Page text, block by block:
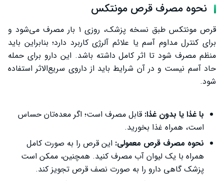
نحوه مصرف قرص مونتکس
قرص مونتکس طبق نسخه پزشک، روزی ۱ بار مصرف می‌شود و
برای کنترل مداوم آسم یا علائم آلرژی کاربرد دارد؛ بنابراین باید
منظم مصرف شود تا اثر کامل داشته باشد. این دارو برای حمله
حاد آسم نیست و در آن شرایط باید از داروی سریع‌الاثر استفاده
شود.
با غذا یا بدون غذا: قابل مصرف است؛ اگر معده‌تان حساس
است، همراه غذا بخورید.
نحوه مصرف قرص معمولی: این قرص را به صورت کامل
همراه با یک لیوان آب مصرف کنید. همچنین، ممکن است
پزشک گاهی دارو را به صورت نصف قرص تجویز کند.